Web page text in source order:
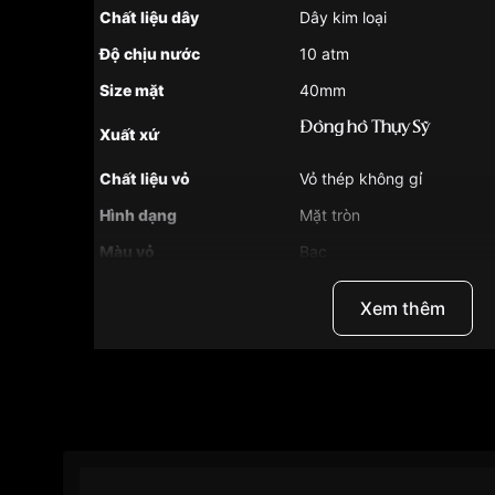
Chất liệu dây
Dây kim loại
Độ chịu nước
10 atm
Size mặt
40mm
Xuất xứ Đồng hồ Thụy Sỹ
Chất liệu vỏ
Vỏ thép không gỉ
Hình dạng
Mặt tròn
Màu vỏ
Bạc
Hàng mới về
Thể thao , Sang trọng , Lộ
Xem thêm